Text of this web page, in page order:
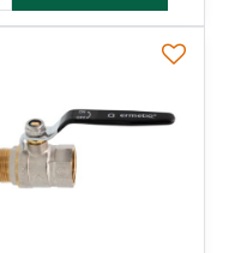
závlahu.